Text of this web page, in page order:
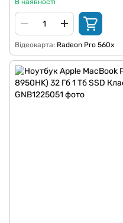
В наявності
Відеокарта Radeon Pro 560x